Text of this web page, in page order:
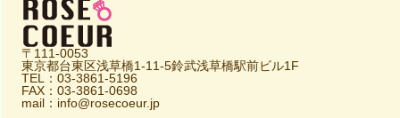
〒111-0053
東京都台東区浅草橋1-11-5鈴武浅草橋駅前ビル1F
TEL：03-3861-5196
FAX：03-3861-0698
mail：info@rosecoeur.jp